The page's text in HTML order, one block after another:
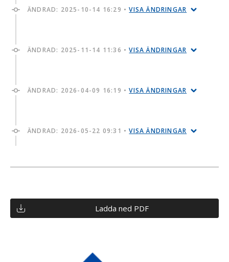
ÄNDRAD: 2025-10-14 16:29 •VISA ÄNDRINGAR
ÄNDRAD: 2025-11-14 11:36 •VISA ÄNDRINGAR
ÄNDRAD: 2026-04-09 16:19 •VISA ÄNDRINGAR
ÄNDRAD: 2026-05-22 09:31 •VISA ÄNDRINGAR
Ladda ned PDF